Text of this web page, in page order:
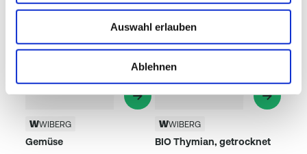
Auswahl erlauben
Ablehnen
WIBERG
Gemüse
WIBERG
BIO Thymian, getrocknet